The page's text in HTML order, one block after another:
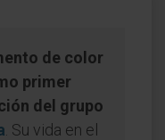
de color
primer
del grupo
. Su vida en el